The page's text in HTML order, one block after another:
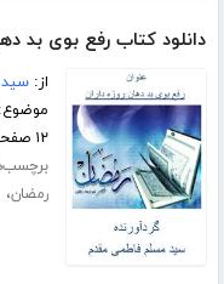
دانلود کتاب رفع بوی بد
از:
۱۲ صفحه
رمضان،